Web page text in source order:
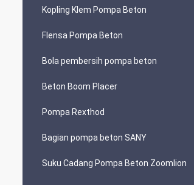
Kopling Klem Pompa Beton
Flensa Pompa Beton
Bola pembersih pompa beton
Beton Boom Placer
Pompa Rexthod
Bagian pompa beton SANY
Suku Cadang Pompa Beton Zoomlion